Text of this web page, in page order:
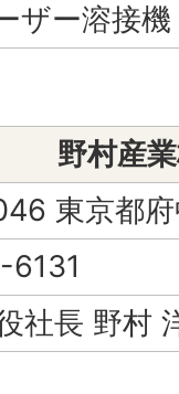
ザー溶接機
野村産
東京都
社長 野村